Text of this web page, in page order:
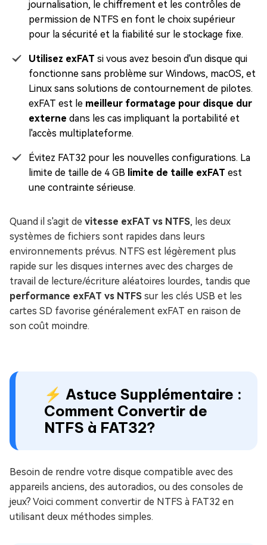
journalisation, le chiffrement et les contrôles de
permission de NTFS en font le choix supérieur
pour la sécurité et la fiabilité sur le stockage fixe.
Utilisez exFAT si vous avez besoin d'un disque qui
fonctionne sans problème sur Windows, macOS, et
Linux sans solutions de contournement de pilotes.
exFAT est le meilleur formatage pour disque dur
externe dans les cas impliquant la portabilité et
l'accès multiplateforme.
Évitez FAT32 pour les nouvelles configurations. La
limite de taille de 4 GB limite de taille exFAT est
une contrainte sérieuse.
Quand il s'agit de vitesse exFAT vs NTFS, les deux
systèmes de fichiers sont rapides dans leurs
environnements prévus. NTFS est légèrement plus
rapide sur les disques internes avec des charges de
travail de lecture/écriture aléatoires lourdes, tandis que
performance exFAT vs NTFS sur les clés USB et les
cartes SD favorise généralement exFAT en raison de
son coût moindre.
⚡ Astuce Supplémentaire :
Comment Convertir de
NTFS à FAT32?
Besoin de rendre votre disque compatible avec des
appareils anciens, des autoradios, ou des consoles de
jeux? Voici comment convertir de NTFS à FAT32 en
utilisant deux méthodes simples.